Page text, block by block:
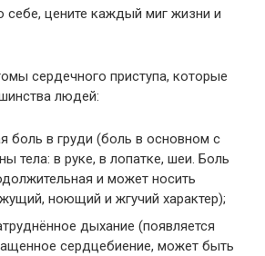
себе, цените каждый миг жизни и
сердечного приступа, которые
людей:
боль в груди (боль в основном с
тела: в руке, в лопатке, шеи. Боль
и может носить
ноющий и жгучий характер);
дыхание (появляется
сердцебиение, может быть